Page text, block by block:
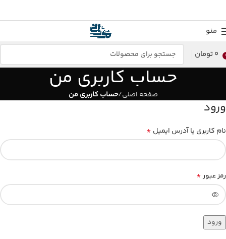
منو
0تومان
حساب کاربری من
صفحه اصلی حساب کاربری من
ورود
نام کاربری یا آدرس ایمیل *
رمز عبور*
ورود